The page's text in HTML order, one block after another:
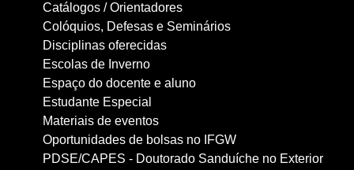
Catálogos / Orientadores
Colóquios, Defesas e Seminários
Disciplinas oferecidas
Escolas de Inverno
Espaço do docente e aluno
Estudante Especial
Materiais de eventos
Oportunidades de bolsas no IFGW
PDSE/CAPES - Doutorado Sanduíche no Exterior